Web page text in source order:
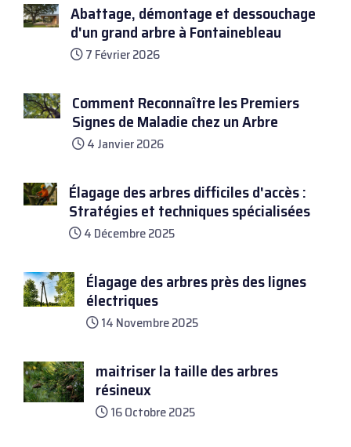
Abattage, démontage et dessouchage
d'un grand arbre à Fontainebleau
7 Février 2026
Comment Reconnaître les Premiers
Signes de Maladie chez un Arbre
4 Janvier 2026
Élagage des arbres difficiles d'accès :
Stratégies et techniques spécialisées
4 Décembre 2025
Élagage des arbres près des lignes
électriques
14 Novembre 2025
maitriser la taille des arbres
résineux
16 Octobre 2025